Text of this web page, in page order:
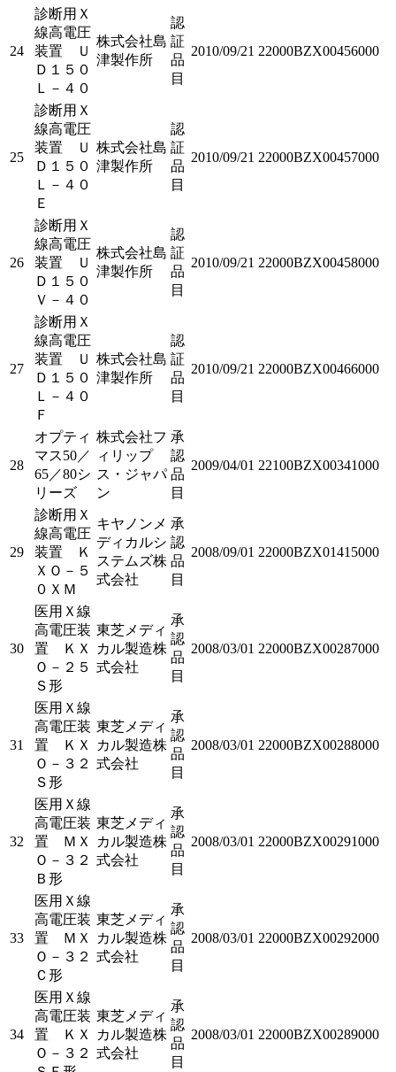
24
診断用Ｘ
線高電圧
装置 Ｕ
Ｄ１５０
Ｌ－４０
株式会社島
津製作所
認
証
品
目
2010/09/21 22000BZX00456000
25
診断用Ｘ
線高電圧
装置 Ｕ
Ｄ１５０
Ｌ－４０
Ｅ
株式会社島
津製作所
認
証
品
目
2010/09/21 22000BZX00457000
26
診断用Ｘ
線高電圧
装置 Ｕ
Ｄ１５０
Ｖ－４０
株式会社島
津製作所
認
証
品
目
2010/09/21 22000BZX00458000
27
診断用Ｘ
線高電圧
装置 Ｕ
Ｄ１５０
Ｌ－４０
Ｆ
株式会社島
津製作所
認
証
品
目
2010/09/21 22000BZX00466000
28
オプティ
マス50／
65／80シ
リーズ
株式会社フ
ィリップ
ス・ジャパ
ン
承
認
品
目
2009/04/01 22100BZX00341000
29
診断用Ｘ
線高電圧
装置 Ｋ
ＸＯ－５
０ＸＭ
キヤノンメ
ディカルシ
ステムズ株
式会社
承
認
品
目
2008/09/01 22000BZX01415000
30
医用Ｘ線
高電圧装
置 ＫＸ
Ｏ－２５
Ｓ形
東芝メディ
カル製造株
式会社
承
認
品
目
2008/03/01 22000BZX00287000
31
医用Ｘ線
高電圧装
置 ＫＸ
Ｏ－３２
Ｓ形
東芝メディ
カル製造株
式会社
承
認
品
目
2008/03/01 22000BZX00288000
32
医用Ｘ線
高電圧装
置 ＭＸ
Ｏ－３２
Ｂ形
東芝メディ
カル製造株
式会社
承
認
品
目
2008/03/01 22000BZX00291000
33
医用Ｘ線
高電圧装
置 ＭＸ
Ｏ－３２
Ｃ形
東芝メディ
カル製造株
式会社
承
認
品
目
2008/03/01 22000BZX00292000
34
医用Ｘ線
高電圧装
置 ＫＸ
Ｏ－３２
東芝メディ
カル製造株
式会社
承
認
品
目
2008/03/01 22000BZX00289000